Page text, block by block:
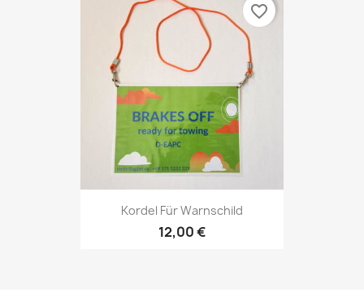
Kordel Für Warnschild
12,00 €
favorite_border